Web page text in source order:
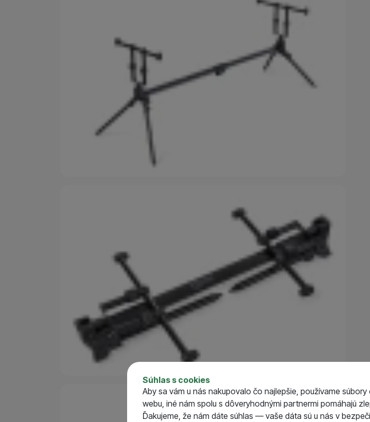
Súhlas s cookies
Aby sa vám u nás nakupovalo čo najlepšie, používame
webu, iné nám spolu s dôveryhodnými partnermi pomáhajú
Ďakujeme, že nám dáte súhlas — vaše dáta sú u nás v
Parametre
Počet prútov na uloženie
Prepravný obal (áno/nie)